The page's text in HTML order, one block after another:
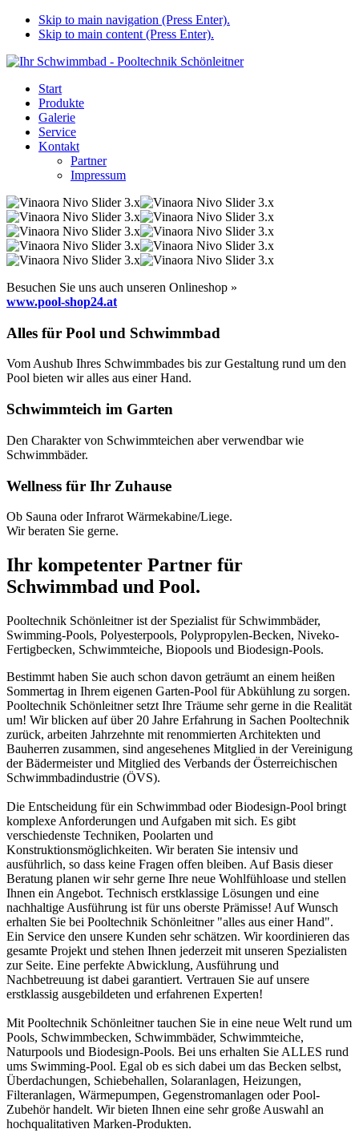
Skip to main navigation (Press Enter).
Skip to main content (Press Enter).
Start
Produkte
Galerie
Service
Kontakt
Partner
Impressum
Besuchen Sie uns auch unseren Onlineshop »
www.pool-shop24.at
Alles für Pool und Schwimmbad
Vom Aushub Ihres Schwimmbades bis zur Gestaltung rund um den
Pool bieten wir alles aus einer Hand.
Schwimmteich im Garten
Den Charakter von Schwimmteichen aber verwendbar wie
Schwimmbäder.
Wellness für Ihr Zuhause
Ob Sauna oder Infrarot Wärmekabine/Liege.
Wir beraten Sie gerne.
Ihr kompetenter Partner für
Schwimmbad und Pool.
Pooltechnik Schönleitner ist der Spezialist für Schwimmbäder,
Swimming-Pools, Polyesterpools, Polypropylen-Becken, Niveko-
Fertigbecken, Schwimmteiche, Biopools und Biodesign-Pools.
Bestimmt haben Sie auch schon davon geträumt an einem heißen
Sommertag in Ihrem eigenen Garten-Pool für Abkühlung zu sorgen.
Pooltechnik Schönleitner setzt Ihre Träume sehr gerne in die Realität
um! Wir blicken auf über 20 Jahre Erfahrung in Sachen Pooltechnik
zurück, arbeiten Jahrzehnte mit renommierten Architekten und
Bauherren zusammen, sind angesehenes Mitglied in der Vereinigung
der Bädermeister und Mitglied des Verbands der Österreichischen
Schwimmbadindustrie (ÖVS).
Die Entscheidung für ein Schwimmbad oder Biodesign-Pool bringt
komplexe Anforderungen und Aufgaben mit sich. Es gibt
verschiedenste Techniken, Poolarten und
Konstruktionsmöglichkeiten. Wir beraten Sie intensiv und
ausführlich, so dass keine Fragen offen bleiben. Auf Basis dieser
Beratung planen wir sehr gerne Ihre neue Wohlfühloase und stellen
Ihnen ein Angebot. Technisch erstklassige Lösungen und eine
nachhaltige Ausführung ist für uns oberste Prämisse! Auf Wunsch
erhalten Sie bei Pooltechnik Schönleitner "alles aus einer Hand".
Ein Service den unsere Kunden sehr schätzen. Wir koordinieren das
gesamte Projekt und stehen Ihnen jederzeit mit unseren Spezialisten
zur Seite. Eine perfekte Abwicklung, Ausführung und
Nachbetreuung ist dabei garantiert. Vertrauen Sie auf unsere
erstklassig ausgebildeten und erfahrenen Experten!
Mit Pooltechnik Schönleitner tauchen Sie in eine neue Welt rund um
Pools, Schwimmbecken, Schwimmbäder, Schwimmteiche,
Naturpools und Biodesign-Pools. Bei uns erhalten Sie ALLES rund
ums Swimming-Pool. Egal ob es sich dabei um das Becken selbst,
Überdachungen, Schiebehallen, Solaranlagen, Heizungen,
Filteranlagen, Wärmepumpen, Gegenstromanlagen oder Pool-
Zubehör handelt. Wir bieten Ihnen eine sehr große Auswahl an
hochqualitativen Marken-Produkten.